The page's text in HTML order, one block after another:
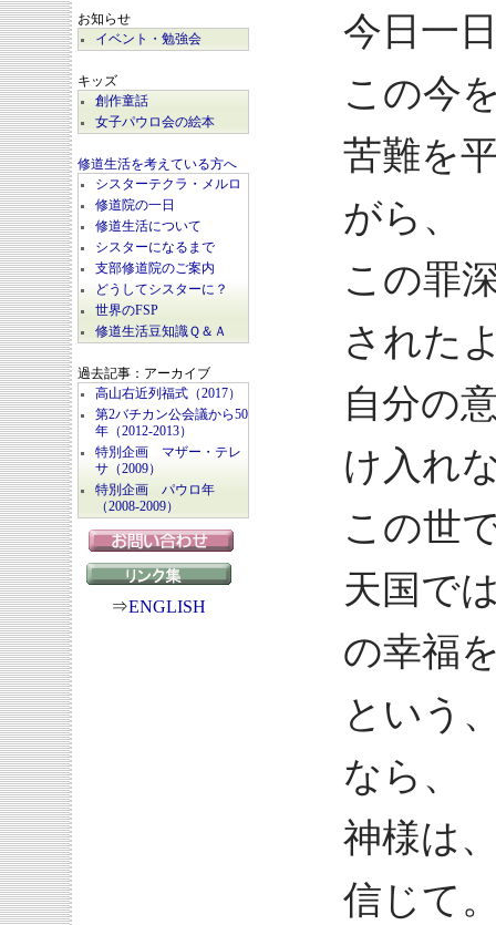
お知らせ
イベント・勉強会
キッズ
創作童話
女子パウロ会の絵本
修道生活を考えている方へ
シスターテクラ・メルロ
修道院の一日
修道生活について
シスターになるまで
支部修道院のご案内
どうしてシスターに？
世界のFSP
修道生活豆知識Ｑ＆Ａ
過去記事：アーカイブ
高山右近列福式（2017）
第2バチカン公会議から50
年（2012-2013）
特別企画 マザー・テレ
サ（2009）
特別企画 パウロ年
（2008-2009）
⇒ENGLISH
今日一
この今
苦難を
がら、
この罪
された
自分の
け入れ
この世
天国で
の幸福
という
なら、
神様は
信じて